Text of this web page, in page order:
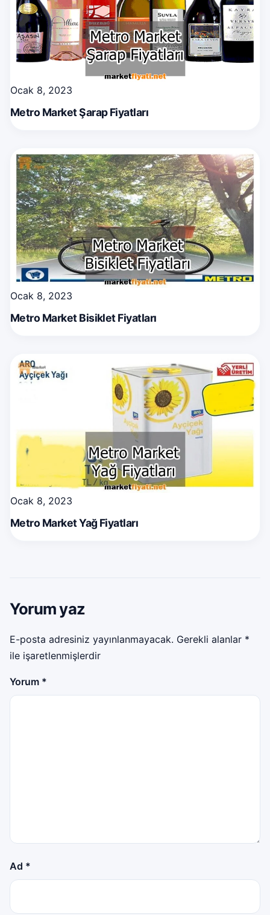
Ocak 8, 2023
Metro Market Şarap Fiyatları
Ocak 8, 2023
Metro Market Bisiklet Fiyatları
Ocak 8, 2023
Metro Market Yağ Fiyatları
Yorum yaz
E-posta adresiniz yayınlanmayacak. Gerekli alanlar *
ile işaretlenmişlerdir
Yorum *
Ad *